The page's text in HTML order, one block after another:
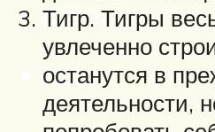
Разное
Меню
Тигр. Тигры
увлеченно
останутся в
деятельности,